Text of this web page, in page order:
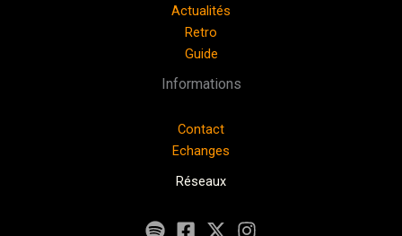
Actualités
Retro
Guide
Informations
Contact
Echanges
Réseaux